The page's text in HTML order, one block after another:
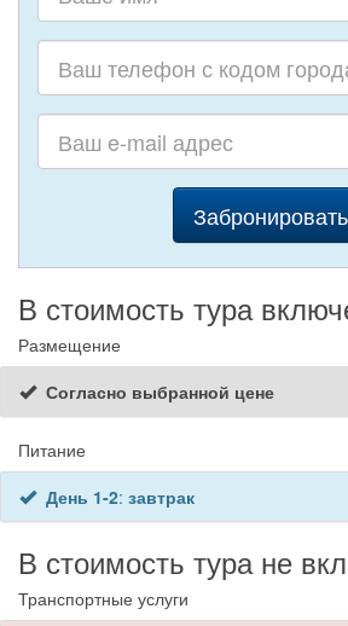
Забронировать
В стоимость тура
Размещение
Согласно выбранной цене
Питание
День 1-2: завтрак
В стоимость тура не
Транспортные услуги